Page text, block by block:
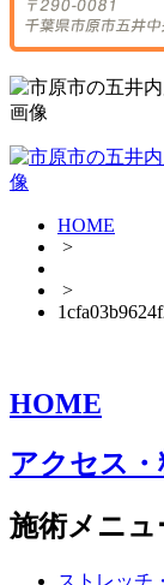
HOME
>
>
HOME
アクセス・
施術メニュ
ストレッチ